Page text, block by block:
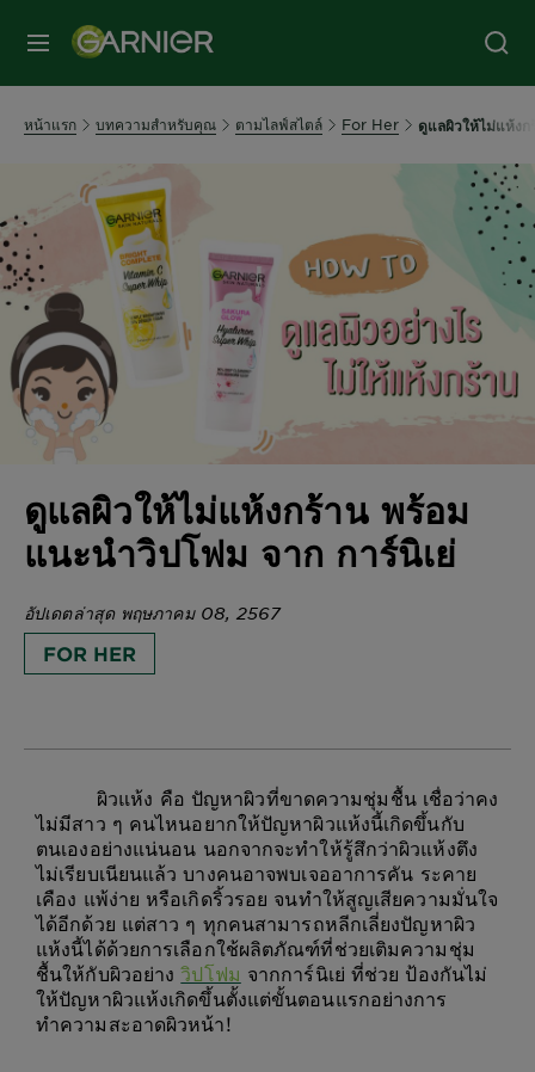
หน้าแรก บทความสำหรับคุณ ตามไลฟ์สไตล์ For Her ดูแลผิวให้ไม่แห้ง
ดูแลผิวให้ไม่แห้งกร้าน พร้อม
แนะนำวิปโฟม จาก การ์นิเย่
อัปเดตล่าสุด พฤษภาคม 08, 2567
FOR HER
ผิวแห้ง คือ ปัญหาผิวที่ขาดความชุ่มชื้น เชื่อว่าคง
ไม่มีสาว ๆ คนไหนอยากให้ปัญหาผิวแห้งนี้เกิดขึ้นกับ
ตนเองอย่างแน่นอน นอกจากจะทำให้รู้สึกว่าผิวแห้งตึง
ไม่เรียบเนียนแล้ว บางคนอาจพบเจออาการคัน ระคาย
เคือง แพ้ง่าย หรือเกิดริ้วรอย จนทำให้สูญเสียความมั่นใจ
ได้อีกด้วย แต่สาว ๆ ทุกคนสามารถหลีกเลี่ยงปัญหาผิว
แห้งนี้ได้ด้วยการเลือกใช้ผลิตภัณฑ์ที่ช่วยเติมความชุ่ม
ชื้นให้กับผิวอย่างวิปโฟม จากการ์นิเย่ ที่ช่วย ป้องกันไม่
ให้ปัญหาผิวแห้งเกิดขึ้นตั้งแต่ขั้นตอนแรกอย่างการ
ทำความสะอาดผิวหน้า!